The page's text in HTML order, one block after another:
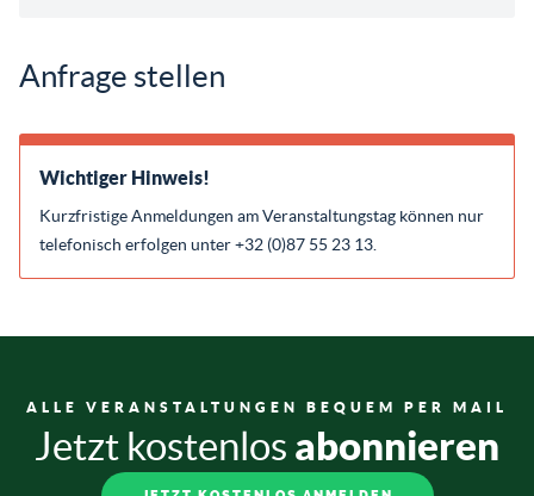
Anfrage stellen
Wichtiger Hinweis!
Kurzfristige Anmeldungen am Veranstaltungstag können nur
telefonisch erfolgen unter +32 (0)87 55 23 13.
ALLE VERANSTALTUNGEN BEQUEM PER MAIL
Jetzt kostenlos abonnieren